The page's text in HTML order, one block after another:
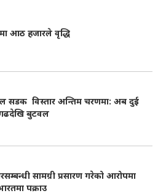
आठ हजारले वृद्धि
सडक विस्तार अन्तिम चरणमा: अब दुई
बुटवल
सामग्री प्रसारण गरेको आरोपमा
पक्राउ